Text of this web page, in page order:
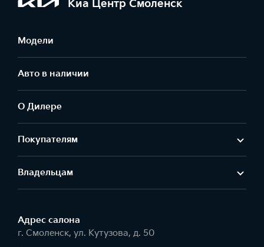
Киа Центр Смоленск
Модели
Авто в наличии
О Дилере
Покупателям
Владельцам
Адрес салонa
г. Смоленск, ул. Кутузова, д. 50